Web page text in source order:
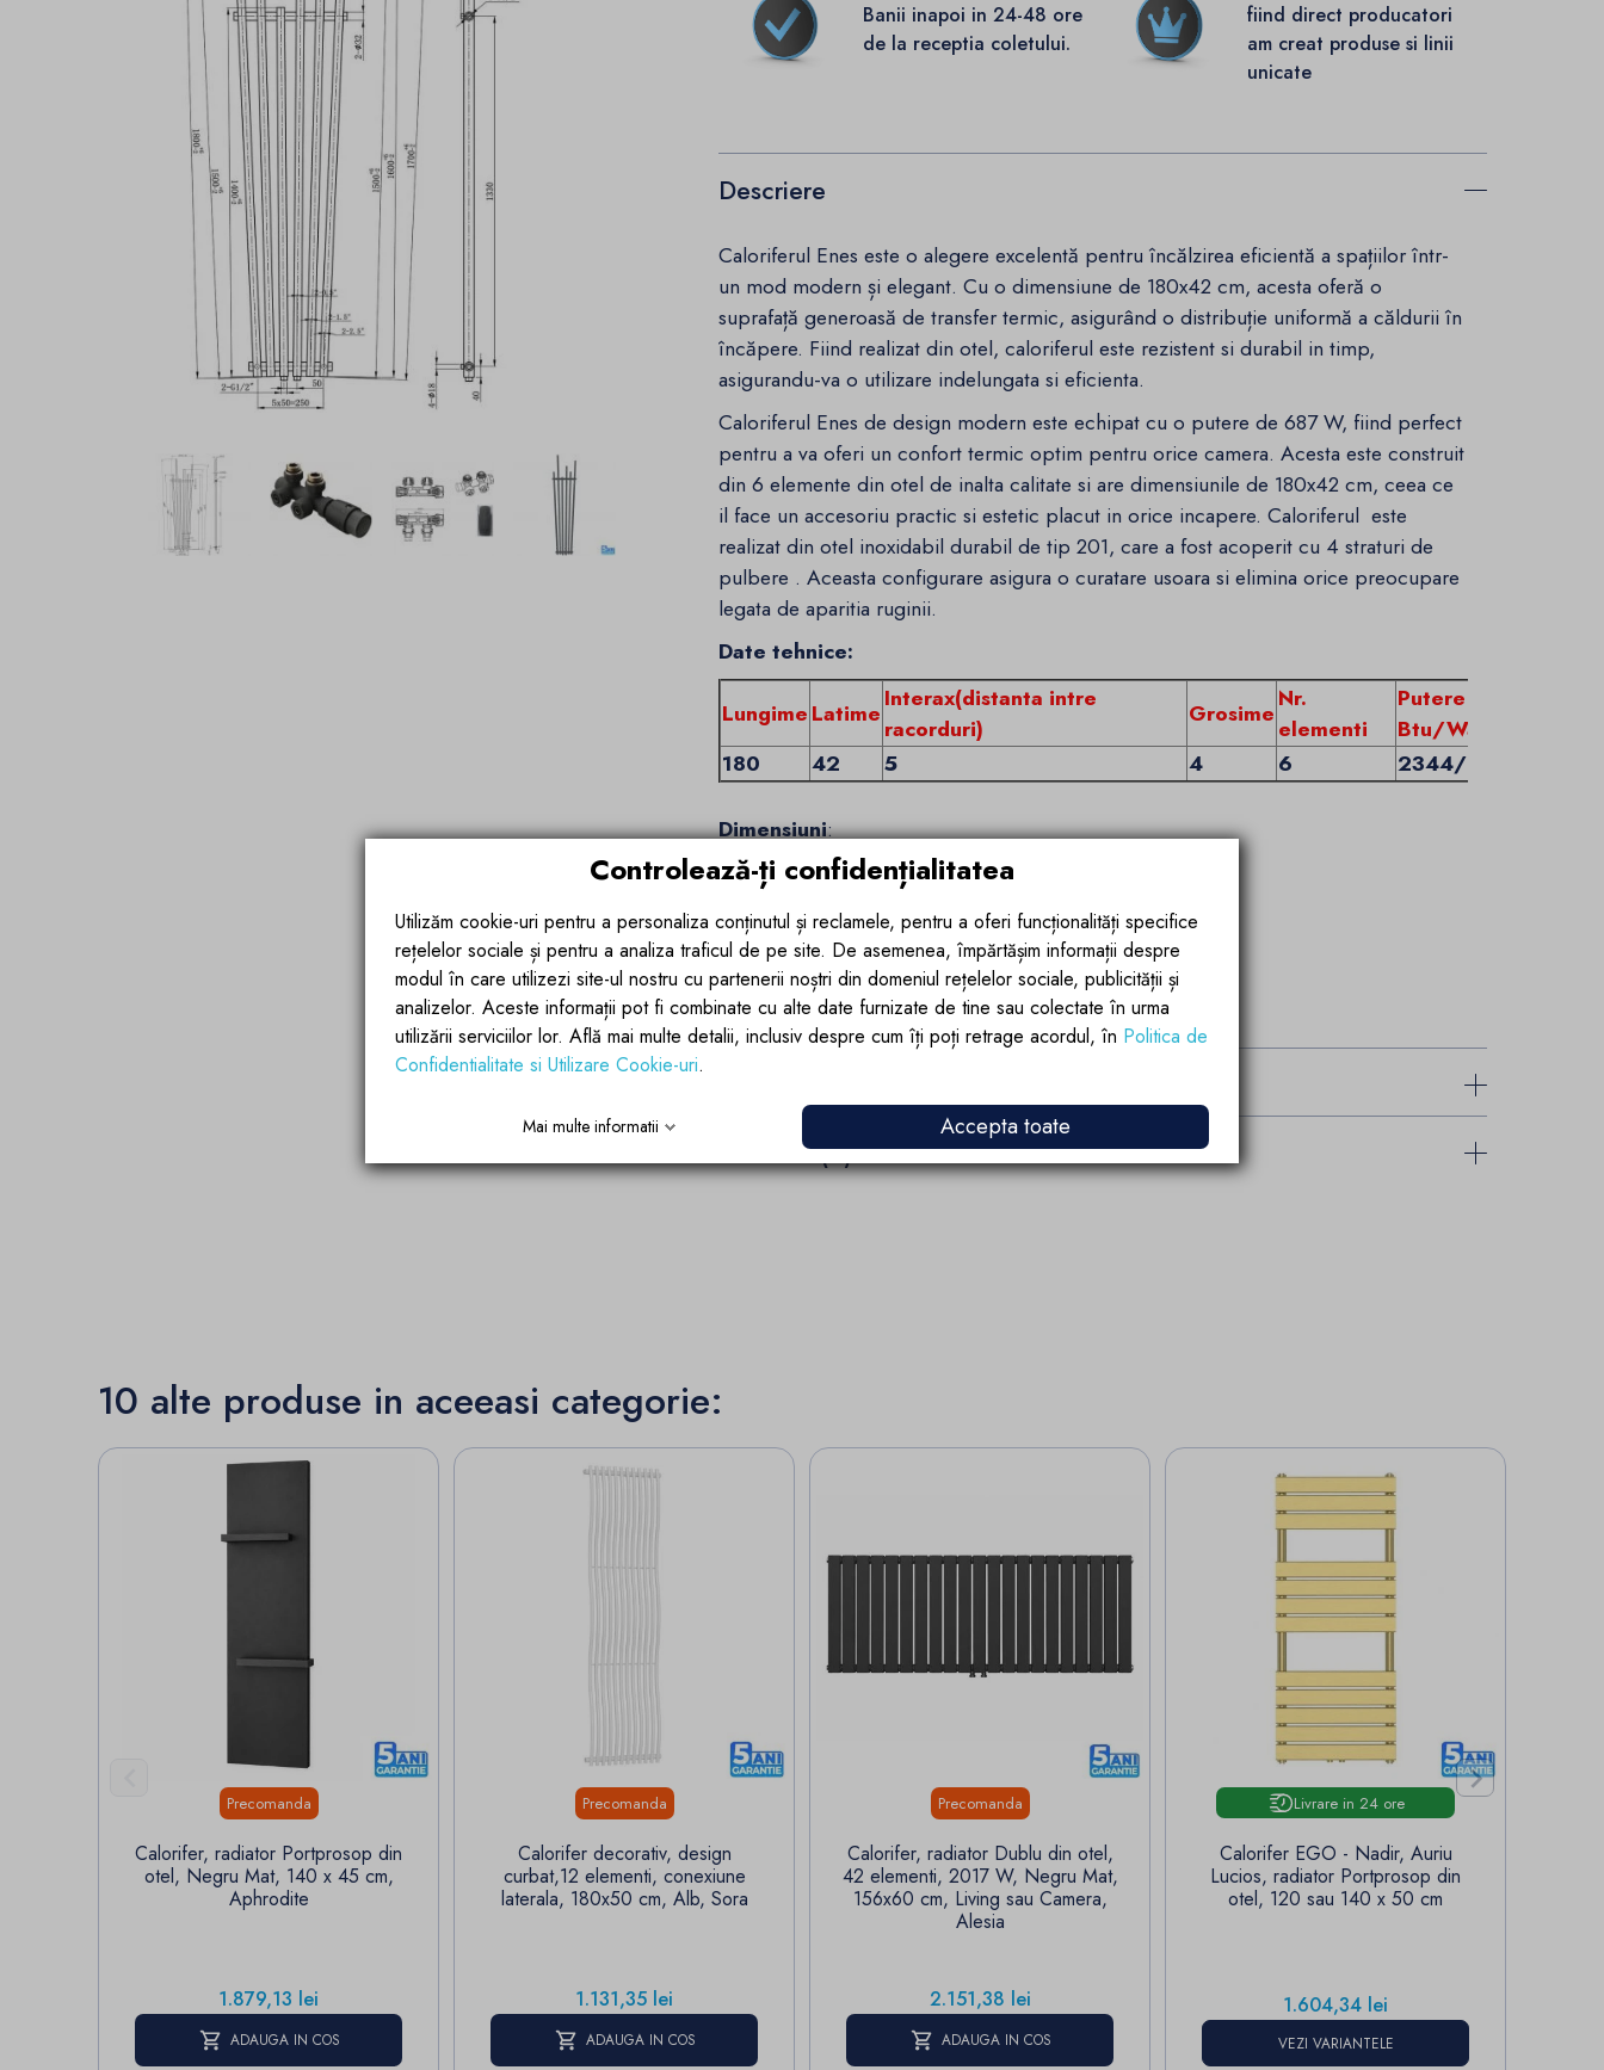
Banii inapoi in 24-48 ore
de la receptia coletului.
fiind direct producatori
am creat produse si linii
unicate
Descriere
Caloriferul Enes este o alegere excelentă pentru încălzirea eficientă a spațiilor într-
un mod modern și elegant. Cu o dimensiune de 180x42 cm, acesta oferă o
suprafață generoasă de transfer termic, asigurând o distribuție uniformă a căldurii în
încăpere. Fiind realizat din otel, caloriferul este rezistent si durabil in timp,
asigurandu-va o utilizare indelungata si eficienta.
Caloriferul Enes de design modern este echipat cu o putere de 687 W, fiind perfect
pentru a va oferi un confort termic optim pentru orice camera. Acesta este construit
din 6 elemente din otel de inalta calitate si are dimensiunile de 180x42 cm, ceea ce
il face un accesoriu practic si estetic placut in orice incapere. Caloriferul este
realizat din otel inoxidabil durabil de tip 201, care a fost acoperit cu 4 straturi de
pulbere . Aceasta configurare asigura o curatare usoara si elimina orice preocupare
legata de aparitia ruginii.
Date tehnice:
LungimeLatimeInterax(distanta intre
racorduri)
GrosimeNr.
elementi
Putere
Btu/Watt
180
42 5 4 6 2344/687
Dimensiuni:
180 x 42 cm
Nr. elementi: 6
Culoare : Antracit
Putere: 687 W
Recenzii (0)
10 alte produse in aceeasi categorie:
Precomanda
Calorifer, radiator Portprosop din
otel, Negru Mat, 140 x 45 cm,
Aphrodite
Pret
1.879,13 lei
ADAUGA IN COS
Precomanda
Calorifer decorativ, design
curbat,12 elementi, conexiune
laterala, 180x50 cm, Alb, Sora
Pret
1.131,35 lei
ADAUGA IN COS
Precomanda
Calorifer, radiator Dublu din otel,
42 elementi, 2017 W, Negru Mat,
156x60 cm, Living sau Camera,
Alesia
Pret
2.151,38 lei
ADAUGA IN COS
Livrare in 24 ore
Calorifer EGO - Nadir, Auriu
Lucios, radiator Portprosop din
otel, 120 sau 140 x 50 cm
Pret
1.604,34 lei
VEZI VARIANTELE

Controlează-ți confidențialitatea
Utilizăm cookie-uri pentru a personaliza conținutul și reclamele, pentru a oferi funcționalități specifice
rețelelor sociale și pentru a analiza traficul de pe site. De asemenea, împărtășim informații despre
modul în care utilizezi site-ul nostru cu partenerii noștri din domeniul rețelelor sociale, publicității și
analizelor. Aceste informații pot fi combinate cu alte date furnizate de tine sau colectate în urma
utilizării serviciilor lor. Află mai multe detalii, inclusiv despre cum îți poți retrage acordul, în Politica de
Confidentialitate si Utilizare Cookie-uri.
Mai multe informatii Accepta toate